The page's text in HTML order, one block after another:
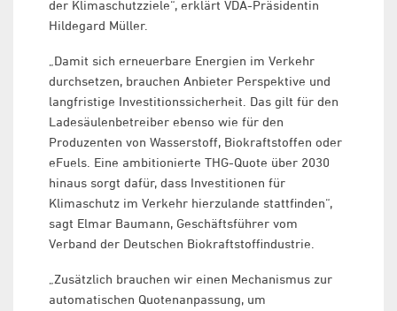
der Klimaschutzziele“, erklärt VDA-Präsidentin
Hildegard Müller.
„Damit sich erneuerbare Energien im Verkehr
durchsetzen, brauchen Anbieter Perspektive und
langfristige Investitionssicherheit. Das gilt für den
Ladesäulenbetreiber ebenso wie für den
Produzenten von Wasserstoff, Biokraftstoffen oder
eFuels. Eine ambitionierte THG-Quote über 2030
hinaus sorgt dafür, dass Investitionen für
Klimaschutz im Verkehr hierzulande stattfinden“,
sagt Elmar Baumann, Geschäftsführer vom
Verband der Deutschen Biokraftstoffindustrie.
„Zusätzlich brauchen wir einen Mechanismus zur
automatischen Quotenanpassung, um